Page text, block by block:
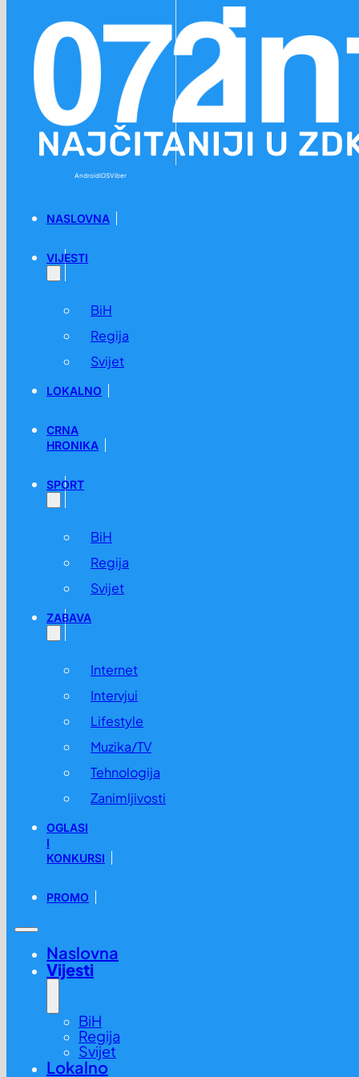
AndroidiOSViber
NASLOVNA
VIJESTI
BiH
Regija
Svijet
LOKALNO
CRNA
HRONIKA
SPORT
BiH
Regija
Svijet
ZABAVA
Internet
Intervjui
Lifestyle
Muzika/TV
Tehnologija
Zanimljivosti
OGLASI
I
KONKURSI
PROMO
Naslovna
Vijesti
BiH
Regija
Svijet
Lokalno